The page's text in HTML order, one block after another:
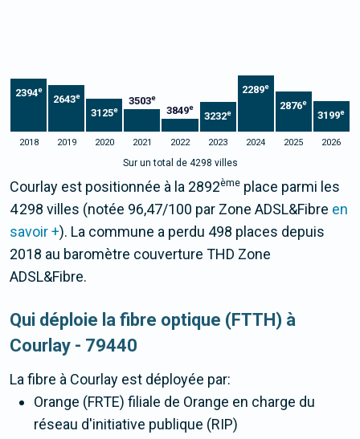
2394e
2643e
3125e
3503e
3849e
3232e
2289e
2876e
3199e
2018 2019 2020 2021 2022 2023 2024 2025 2026
Sur un total de 4298 villes
Courlay est positionnée à la 2892ème place parmi les
4 298 villes (notée 96,47/100 par Zone ADSL&Fibre en
savoir +). La commune a perdu 498 places depuis
2018 au baromètre couverture THD Zone
ADSL&Fibre.
Qui déploie la fibre optique (FTTH) à
Courlay - 79440
La fibre à Courlay est déployée par:
Orange (FRTE) filiale de Orange en charge du
réseau d'initiative publique (RIP)